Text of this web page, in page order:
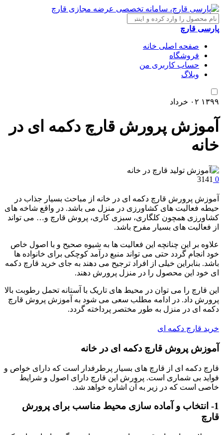
پارسی قارچ
صفحه اصلی خانه
فروشگاه
حساب کاربری من
وبلاگ
۱۳۹۹ ۰۲ خرداد
آموزش پرورش قارچ دکمه ای در
خانه
0
3141
آموزش پرورش قارچ دکمه ای در خانه از مباحث بسیار جذاب در
حیطه فعالیت های کشاورزی در منزل می باشد. در واقع شاخه های
کشاورزی همچون کلگاری، سبزی کاری، پروش قارچ و… می تواند
از فعالیت های بسیار مفرح باشد.
علاوه بر این چنانچه این فعالیت ها به شیوه صحیح و با اصول خاص
خود انجام گردد حتی می تواند منبع درآمد کوچکی برای خانواده ها
باشد. بنابراین خیلی از افراد ترجیح می دهند به جای خرید قارچ دکمه
ای خود این محصول را در منزل پرورش دهند.
این قارچ را می توان در محیط های تاریک با آستانه تحمل رطوبت بالا
پرورش داد. در ادامه مطلب سعی می شود به آموزش پروش قارچ
دکمه ای در منزل به طور مختصر پرداخته گردد.
خرید قارچ دکمه ای
آموزش پروش قارچ دکمه ای در خانه
قارچ دکمه ای از قارچ های بسیار پرطرفدار است که دارای خواص و
فواید بی شماری است. پرورش این قارچ دارای اصول و شرایط
خاصی است که در زیر به آن اشاره خواهد شد.
1- انتخاب و آماده سازی محیط مناسب برای پرورش
قارچ